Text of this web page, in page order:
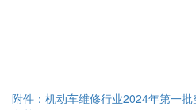
附件：机动车维修行业2024年第一